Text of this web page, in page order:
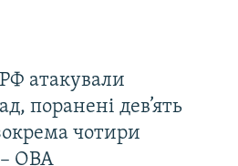
атакували
поранені дев’ять
чотири
ОВА